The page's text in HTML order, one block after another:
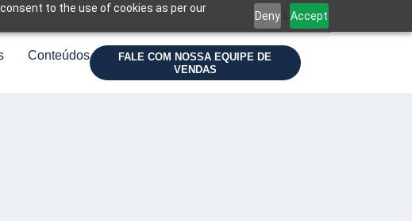
to the use of cookies as per our
Deny Accept
Login
Conteúdos
FALE COM NOSSA EQUIPE DE
VENDAS